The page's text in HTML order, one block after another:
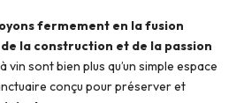
fermement en la fusion
la construction et de la passion
vin sont bien plus qu’un simple espace
conçu pour préserver et